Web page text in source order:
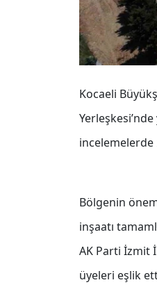
Kocaeli
Bölgenin
inşaatı
AK Parti İzmit
üyeleri eşlik